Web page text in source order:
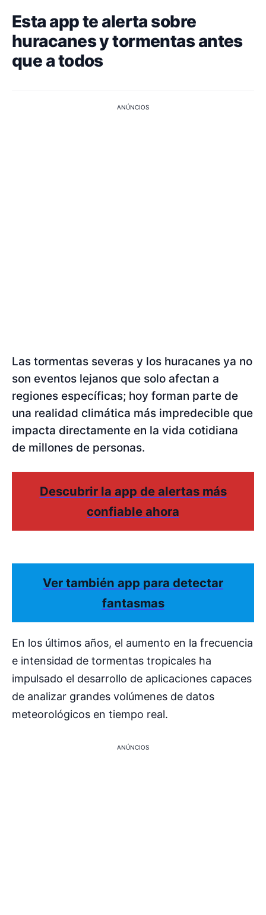
Esta app te alerta sobre
huracanes y tormentas antes
que a todos
ANÚNCIOS
Las tormentas severas y los huracanes ya no
son eventos lejanos que solo afectan a
regiones específicas; hoy forman parte de
una realidad climática más impredecible que
impacta directamente en la vida cotidiana
de millones de personas.
Descubrir la app de alertas más
confiable ahora
Ver también app para detectar
fantasmas
En los últimos años, el aumento en la frecuencia
e intensidad de tormentas tropicales ha
impulsado el desarrollo de aplicaciones capaces
de analizar grandes volúmenes de datos
meteorológicos en tiempo real.
ANÚNCIOS